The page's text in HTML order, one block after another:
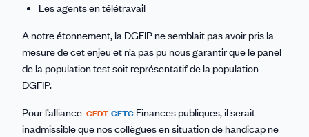
Les agents en télétravail
A notre étonnement, la DGFIP ne semblait pas avoir pris la
mesure de cet enjeu et n’a pas pu nous garantir que le panel
de la population test soit représentatif de la population
DGFIP.
Pour l’alliance CFDT-CFTC Finances publiques, il serait
inadmissible que nos collègues en situation de handicap ne